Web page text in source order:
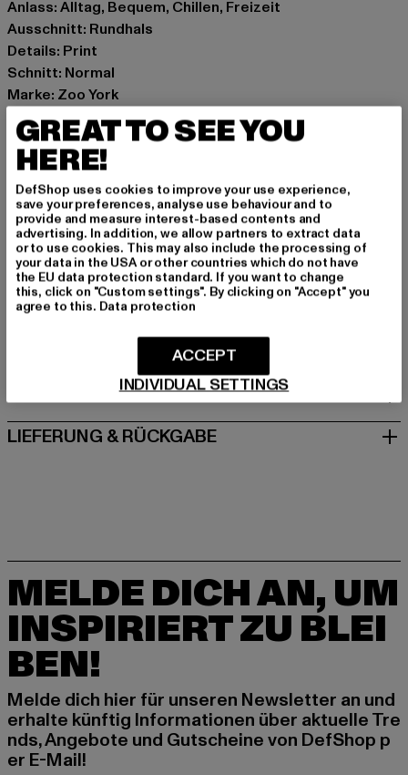
Anlass: Alltag, Bequem, Chillen, Freizeit
Ausschnitt: Rundhals
Details: Print
Schnitt: Normal
Marke: Zoo York
Kat.: T-Shirts
Farbe: rot
Hersteller Farbe: red
Materialzusammensetzung: 100% Baumwolle
Art.Nr: 60690035-00199
Hersteller: TB International GmbH |info@tbint.de
Dr.-Robert-Murjahn-Straße 7 | 64372 Ober-Ramstadt |
DE
GRÖSSE & PASSFORM
PFLEGEHINWEISE
LIEFERUNG & RÜCKGABE
MELDE DICH AN, UM
INSPIRIERT ZU BLEI
BEN!
Melde dich hier für unseren Newsletter an und
erhalte künftig Informationen über aktuelle Tre
nds, Angebote und Gutscheine von DefShop p
er E-Mail!
GREAT TO SEE YOU
HERE!
DefShop uses cookies to improve your use experience,
save your preferences, analyse use behaviour and to
provide and measure interest-based contents and
advertising. In addition, we allow partners to extract data
or to use cookies. This may also include the processing of
your data in the USA or other countries which do not have
the EU data protection standard. If you want to change
this, click on "Custom settings". By clicking on "Accept" you
agree to this. Data protection
INDIVIDUAL SETTINGS
ACCEPT